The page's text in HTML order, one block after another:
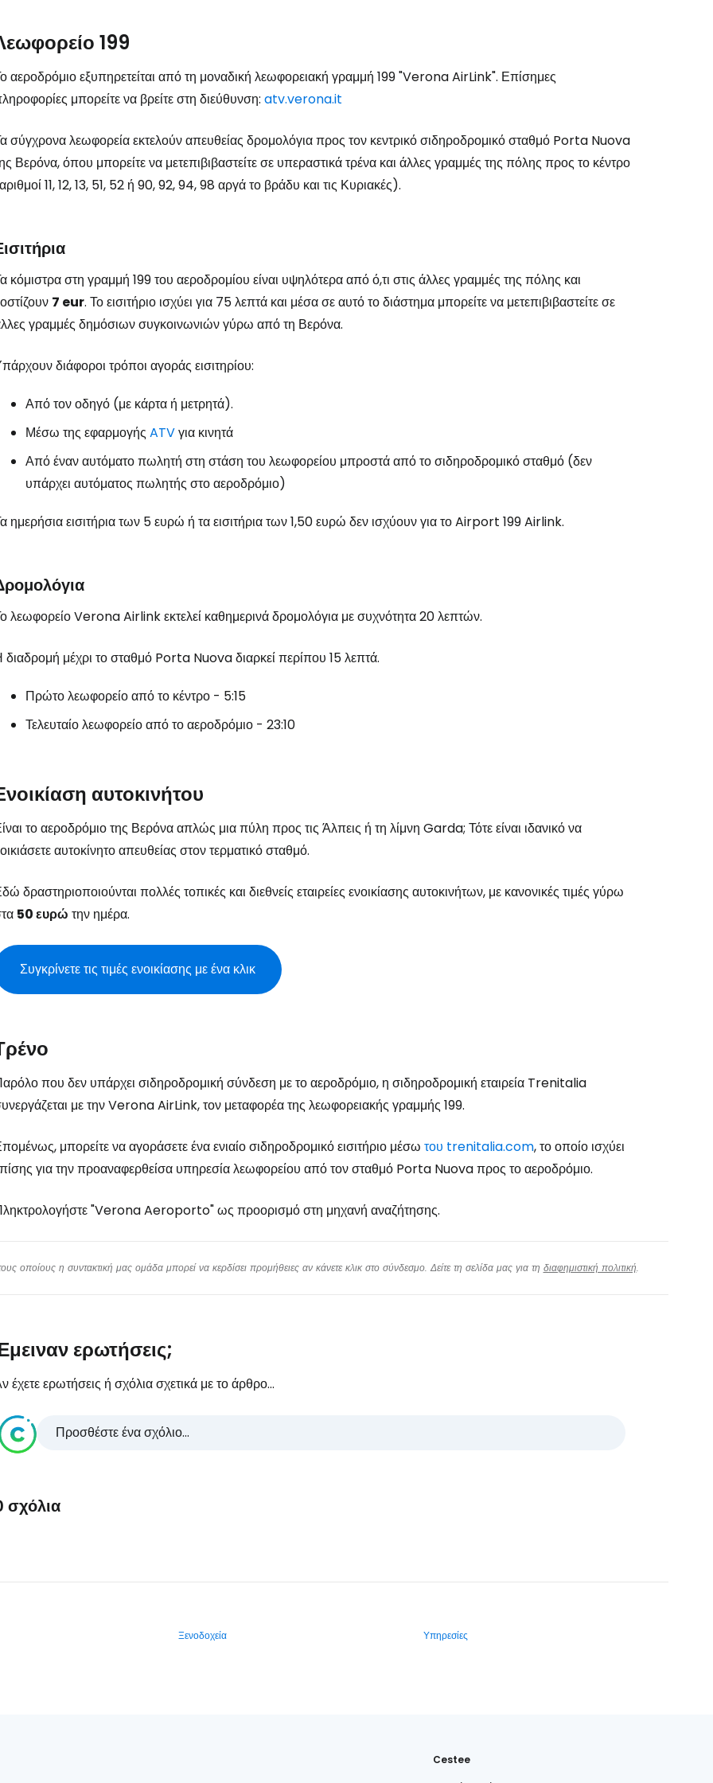
199
αεροδρόμιο εξυπηρετείται από τη μοναδική λεωφορειακή γραμμή 199 "Verona AirLink". Επίσημες
μπορείτε να βρείτε στη διεύθυνση: atv.verona.it
σύγχρονα λεωφορεία εκτελούν απευθείας δρομολόγια προς τον κεντρικό σιδηροδρομικό σταθμό Porta Nuova
Βερόνα, όπου μπορείτε να μετεπιβιβαστείτε σε υπεραστικά τρένα και άλλες γραμμές της πόλης προς το κέντρο
11, 12, 13, 51, 52 ή 90, 92, 94, 98 αργά το βράδυ και τις Κυριακές).
κόμιστρα στη γραμμή 199 του αεροδρομίου είναι υψηλότερα από ό,τι στις άλλες γραμμές της πόλης και
7 eur. Το εισιτήριο ισχύει για 75 λεπτά και μέσα σε αυτό το διάστημα μπορείτε να μετεπιβιβαστείτε σε
γραμμές δημόσιων συγκοινωνιών γύρω από τη Βερόνα.
διάφοροι τρόποι αγοράς εισιτηρίου:
Από τον οδηγό (με κάρτα ή μετρητά).
Μέσω της εφαρμογής ATVγια κινητά
Από έναν αυτόματο πωλητή στη στάση του λεωφορείου μπροστά από το σιδηροδρομικό σταθμό (δεν
υπάρχει αυτόματος πωλητής στο αεροδρόμιο)
ημερήσια εισιτήρια των 5 ευρώ ή τα εισιτήρια των 1,50 ευρώ δεν ισχύουν για το Airport 199 Airlink.
λεωφορείο Verona Airlink εκτελεί καθημερινά δρομολόγια με συχνότητα 20 λεπτών.
διαδρομή μέχρι το σταθμό Porta Nuova διαρκεί περίπου 15 λεπτά.
Πρώτο λεωφορείο από το κέντρο - 5:15
Τελευταίο λεωφορείο από το αεροδρόμιο - 23:10
αυτοκινήτου
το αεροδρόμιο της Βερόνα απλώς μια πύλη προς τις Άλπεις ή τη λίμνη Garda; Τότε είναι ιδανικό να
αυτοκίνητο απευθείας στον τερματικό σταθμό.
δραστηριοποιούνται πολλές τοπικές και διεθνείς εταιρείες ενοικίασης αυτοκινήτων, με κανονικές τιμές γύρω
50 ευρώ την ημέρα.
Συγκρίνετε τις τιμές ενοικίασης με ένα κλικ
που δεν υπάρχει σιδηροδρομική σύνδεση με το αεροδρόμιο, η σιδηροδρομική εταιρεία Trenitalia
με την Verona AirLink, τον μεταφορέα της λεωφορειακής γραμμής 199.
μπορείτε να αγοράσετε ένα ενιαίο σιδηροδρομικό εισιτήριο μέσω του trenitalia.com, το οποίο ισχύει
για την προαναφερθείσα υπηρεσία λεωφορείου από τον σταθμό Porta Nuova προς το αεροδρόμιο.
"Verona Aeroporto" ως προορισμό στη μηχανή αναζήτησης.
οποίους η συντακτική μας ομάδα μπορεί να κερδίσει προμήθειες αν κάνετε κλικ στο σύνδεσμο. Δείτε τη σελίδα μας για τη διαφημιστική πολιτική.
ερωτήσεις;
έχετε ερωτήσεις ή σχόλια σχετικά με το άρθρο...
Προσθέστε ένα σχόλιο...
σχόλια
Ξενοδοχεία
Υπηρεσίες
Cestee
Συνδεθείτε στο Cestee
... η παγκόσμια ταξιδιωτική κοινότητα
Συνεχίστε με email